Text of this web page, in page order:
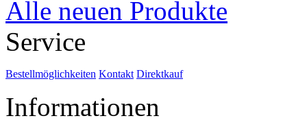
Alle neuen Produkte
Service
Bestellmöglichkeiten Kontakt Direktkauf
Informationen